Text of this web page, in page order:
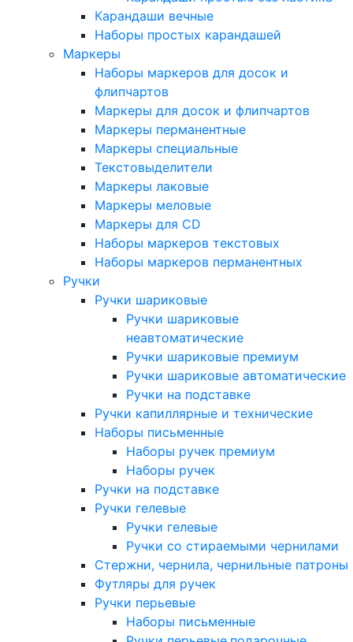
Карандаши вечные
Наборы простых карандашей
Маркеры
Наборы маркеров для досок и
флипчартов
Маркеры для досок и флипчартов
Маркеры перманентные
Маркеры специальные
Текстовыделители
Маркеры лаковые
Маркеры меловые
Маркеры для CD
Наборы маркеров текстовых
Наборы маркеров перманентных
Ручки
Ручки шариковые
Ручки шариковые
неавтоматические
Ручки шариковые премиум
Ручки шариковые автоматические
Ручки на подставке
Ручки капиллярные и технические
Наборы письменные
Наборы ручек премиум
Наборы ручек
Ручки на подставке
Ручки гелевые
Ручки гелевые
Ручки со стираемыми чернилами
Стержни, чернила, чернильные патроны
Футляры для ручек
Ручки перьевые
Наборы письменные